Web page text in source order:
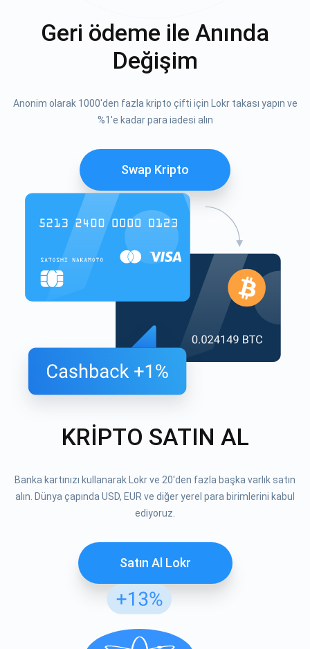
Geri ödeme ile Anında
Değişim
Anonim olarak 1000'den fazla kripto çifti için Lokr takası yapın ve
%1'e kadar para iadesi alın
Swap Kripto
KRİPTO SATIN AL
Banka kartınızı kullanarak Lokr ve 20'den fazla başka varlık satın
alın. Dünya çapında USD, EUR ve diğer yerel para birimlerini kabul
ediyoruz.
Satın Al Lokr